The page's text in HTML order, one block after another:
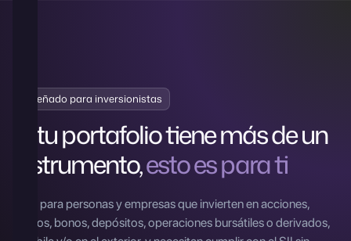
Diseñado para inversionistas
Si tu portafolio tiene más de un
instrumento,esto es para ti
Ideal para personas y empresas que invierten en acciones,
fondos, bonos, depósitos, operaciones bursátiles o derivados,